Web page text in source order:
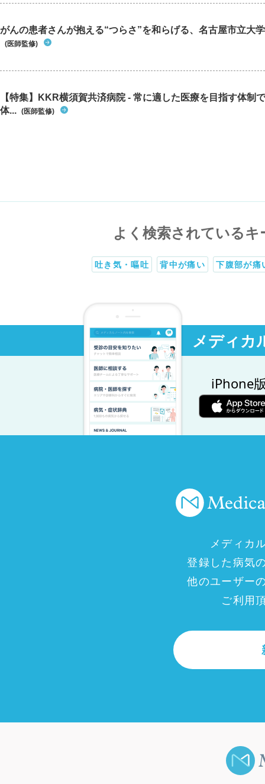
がんの患者さんが抱える“つらさ”を和らげる、名古屋市立大
(医師監修)
【特集】KKR横須賀共済病院 - 常に適した医療を目指す体制
体... (医師監修)
よく検索されているキ
吐き気・嘔吐 背中が痛い 下腹部が痛
メディカ
iPhone
メディカ
登録した病気
他のユーザー
ご利用